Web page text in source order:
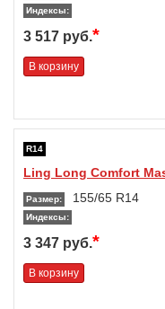
Индексы:
3 517 руб.*
В корзину
R14
Ling Long Comfort
Размер: 155/65 R14
Индексы:
3 347 руб.*
В корзину